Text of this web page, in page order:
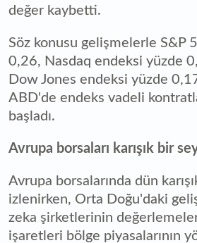
değer kaybetti.
Söz konusu gelişmelerle S&P
0,26, Nasdaq endeksi yüzde
Dow Jones endeksi yüzde
ABD'de endeks vadeli
başladı.
Avrupa borsaları karışık bir
Avrupa borsalarında dün
izlenirken, Orta Doğu'daki
zeka şirketlerinin
işaretleri bölge piyasalarının